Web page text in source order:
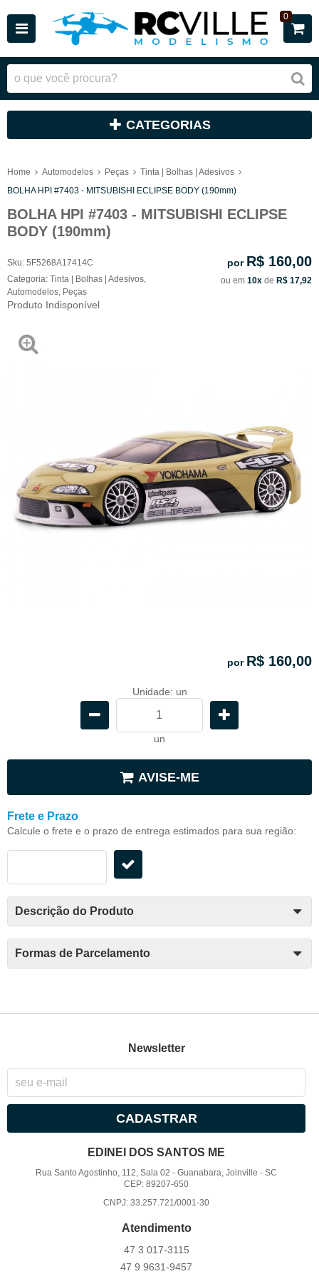
0
CATEGORIAS
Home Automodelos Peças
Tinta | Bolhas | Adesivos
BOLHA HPI #7403 - MITSUBISHI ECLIPSE BODY (190mm)
BOLHA HPI #7403 - MITSUBISHI ECLIPSE
BODY (190mm)
Sku: 5F5268A17414C
Categoria: Tinta | Bolhas | Adesivos
Automodelos Peças
Produto Indisponível
por R$ 160,00
ou em 10x de R$ 17,92
por R$ 160,00
Unidade: un
un
AVISE-ME
Frete e Prazo
Calcule o frete e o prazo de entrega estimados para sua região:
Descrição do Produto
Formas de Parcelamento
Newsletter
CADASTRAR
EDINEI DOS SANTOS ME
Rua Santo Agostinho, 112, Sala 02 -Guanabara, Joinville -SC
CEP: 89207-650
CNPJ: 33.257.721/0001-30
Atendimento
47 3 017-3115
47 9 9631-9457